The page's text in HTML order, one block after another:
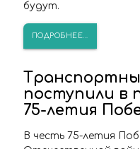
будут.
ПОДРОБНЕЕ...
поступили в
75-летия
В честь 75-летия